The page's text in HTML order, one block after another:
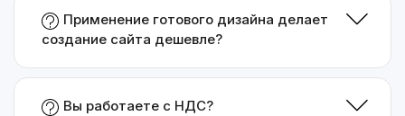
Применение готового дизайна делает
создание сайта дешевле?
Вы работаете с НДС?